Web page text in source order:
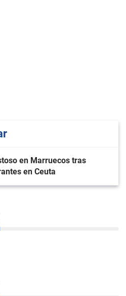
en Marruecos tras
en Ceuta